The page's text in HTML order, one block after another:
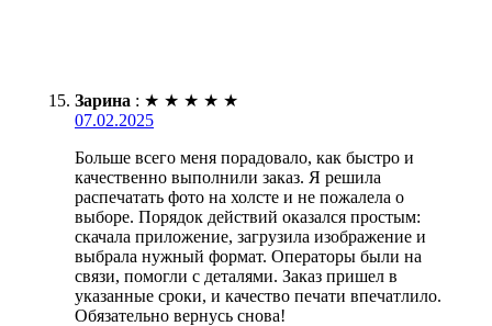
Зарина : ★ ★ ★ ★ ★
07.02.2025
Больше всего меня порадовало, как быстро и
качественно выполнили заказ. Я решила
распечатать фото на холсте и не пожалела о
выборе. Порядок действий оказался простым:
скачала приложение, загрузила изображение и
выбрала нужный формат. Операторы были на
связи, помогли с деталями. Заказ пришел в
указанные сроки, и качество печати впечатлило.
Обязательно вернусь снова!